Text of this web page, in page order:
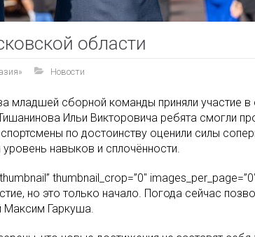
области
Новости
младшей сборной команды приняли
Ильи Викторовича ребята смогли
по достоинству оценили силы
навыков и сплочённости.
thumbnail_crop=”0″
но это только начало. Погода сейчас
Максим Гаркуша.